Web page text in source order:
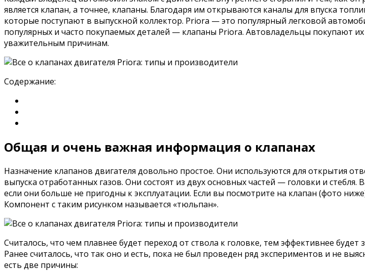
является клапан, а точнее, клапаны. Благодаря им открываются каналы для впуска
которые поступают в выпускной коллектор. Priora — это популярный легковой
популярных и часто покупаемых деталей — клапаны Priora. Автовладельцы покупают
уважительным причинам.
Содержание:
Общая и очень важная информация о клапанах
Назначение клапанов двигателя довольно простое. Они используются для открытия
выпуска отработанных газов. Они состоят из двух основных частей — головки и
если они больше не пригодны к эксплуатации. Если вы посмотрите на клапан (фото
Компонент с таким рисунком называется «тюльпан».
Считалось, что чем плавнее будет переход от ствола к головке, тем эффективнее
Ранее считалось, что так оно и есть, пока не был проведен ряд экспериментов и не
есть две причины: